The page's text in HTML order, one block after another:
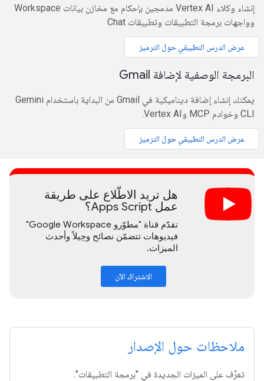
إنشاء وكلاء Vertex AI مدمجين بإحكام مع مخازن بيانات Workspace
وواجهات برمجة التطبيقات وتطبيقات Chat
عرض الدرس التطبيقي حول الترميز
البرمجة الوصفية لإضافة Gmail
يمكنك إنشاء إضافة ديناميكية في Gmail من البداية باستخدام Gemini
CLI وخوادم MCP وVertex AI.
عرض الدرس التطبيقي حول الترميز
هل تريد الاطّلاع على طريقة
عمل Apps Script؟
تقدّم قناة "مطوّرو Google Workspace"
فيديوهات تتضمّن نصائح وحِيلاً وأحدث
الميزات.
الاشتراك الآن
ملاحظات حول الإصدار
تعرَّف على الميزات الجديدة في "برمجة التطبيقات".